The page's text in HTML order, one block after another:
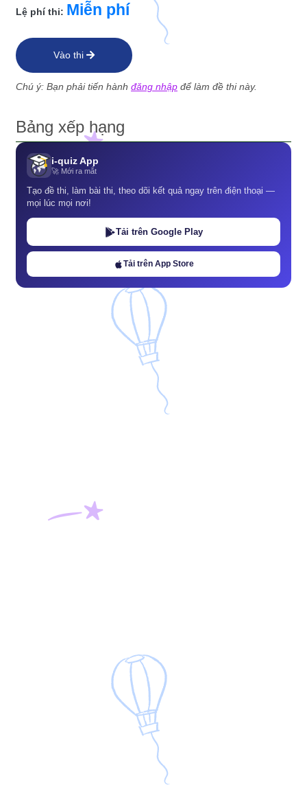
Lệ phí thi: Miễn phí
Vào thi
Chú ý: Bạn phải tiến hành đăng nhập để làm đề thi này.
Bảng xếp hạng
i-quiz App
🚀 Mới ra mắt
Tạo đề thi, làm bài thi, theo dõi kết quả ngay trên điện thoại —
mọi lúc mọi nơi!
Tải trên Google Play
Tải trên App Store